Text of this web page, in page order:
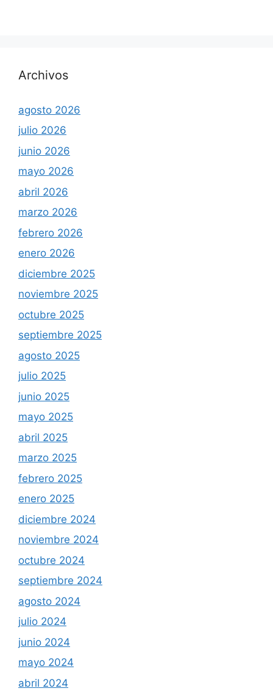
Archivos
agosto 2026
julio 2026
junio 2026
mayo 2026
abril 2026
marzo 2026
febrero 2026
enero 2026
diciembre 2025
noviembre 2025
octubre 2025
septiembre 2025
agosto 2025
julio 2025
junio 2025
mayo 2025
abril 2025
marzo 2025
febrero 2025
enero 2025
diciembre 2024
noviembre 2024
octubre 2024
septiembre 2024
agosto 2024
julio 2024
junio 2024
mayo 2024
abril 2024